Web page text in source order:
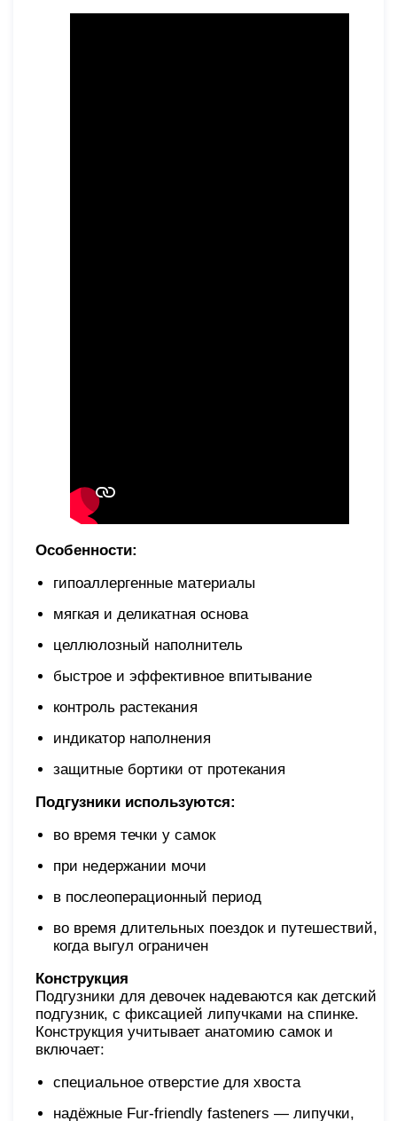
Особенности:
гипоаллергенные материалы
мягкая и деликатная основа
целлюлозный наполнитель
быстрое и эффективное впитывание
контроль растекания
индикатор наполнения
защитные бортики от протекания
Подгузники используются:
во время течки у самок
при недержании мочи
в послеоперационный период
во время длительных поездок и путешествий,
когда выгул ограничен
Конструкция
Подгузники для девочек надеваются как детский
подгузник, с фиксацией липучками на спинке.
Конструкция учитывает анатомию самок и
включает:
специальное отверстие для хвоста
надёжные Fur-friendly fasteners — липучки,